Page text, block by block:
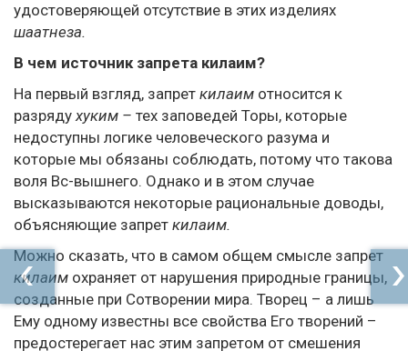
удостоверяющей отсутствие в этих изделиях
шаатнеза.
В чем источник запрета килаим?
На первый взгляд, запрет килаим относится к
разрядухуким – тех заповедей Торы, которые
недоступны логике человеческого разума и
которые мы обязаны соблюдать, потому что такова
воля Вс-вышнего. Однако и в этом случае
высказываются некоторые рациональные доводы,
объясняющие запрет килаим.
Можно сказать, что в самом общем смысле запрет
килаим охраняет от нарушения природные границы,
созданные при Сотворении мира. Творец – а лишь
Ему одному известны все свойства Его творений –
предостерегает нас этим запретом от смешения